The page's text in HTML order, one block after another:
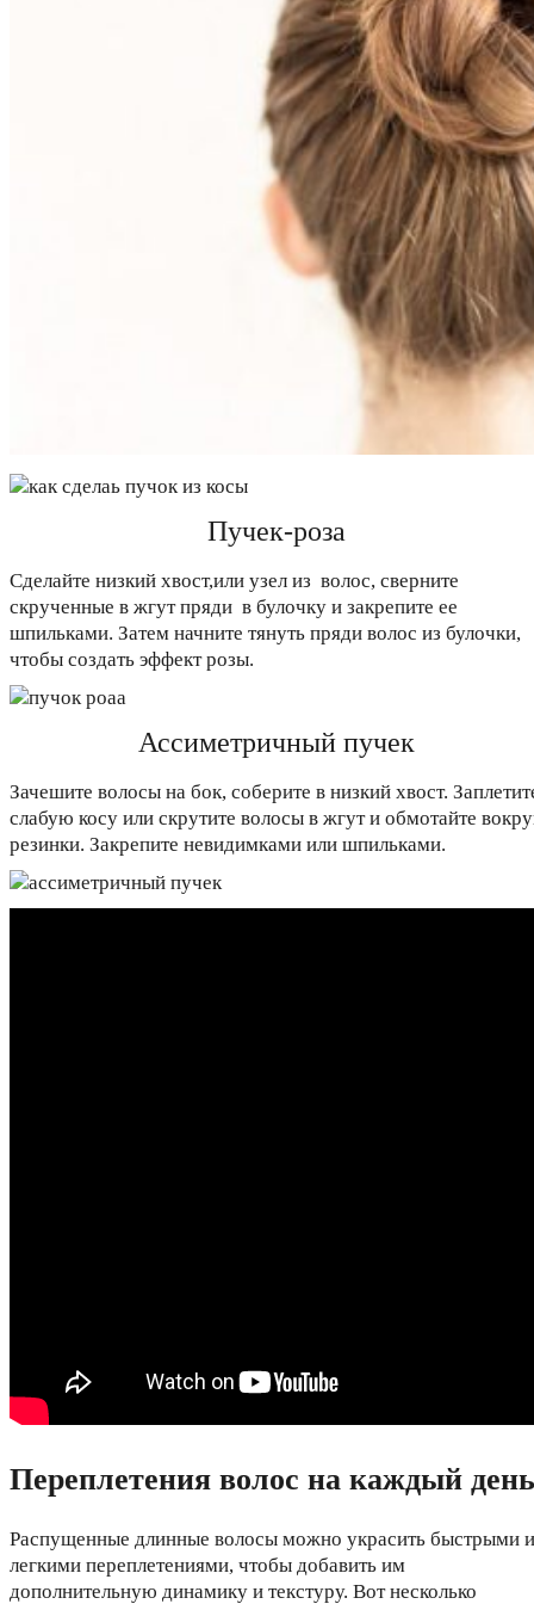
Пучек-роза
Сделайте низкий хвост,или узел из волос, сверните
скрученные в жгут пряди в булочку и закрепите ее
шпильками. Затем начните тянуть пряди волос из булочки,
чтобы создать эффект розы.
Ассиметричный пучек
Зачешите волосы на бок, соберите в низкий хвост.
слабую косу или скрутите волосы в жгут и обмотайте
резинки. Закрепите невидимками или шпильками.
Переплетения волос на каждый день
Распущенные длинные волосы можно украсить быстрыми и
легкими переплетениями, чтобы добавить им
дополнительную динамику и текстуру. Вот несколько